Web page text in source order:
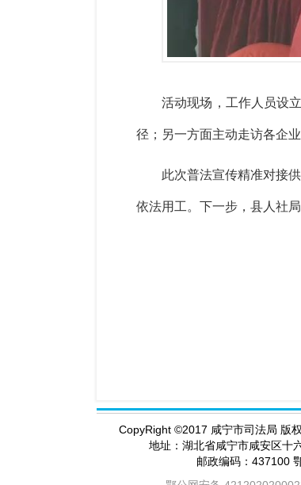
活动现场，工作人员设
径；另一方面主动走访各企
此次普法宣传精准对接
依法用工。下一步，县人社
CopyRight ©2017 咸宁市司法局 版
地址：湖北省咸宁市咸安区
邮政编码：437100